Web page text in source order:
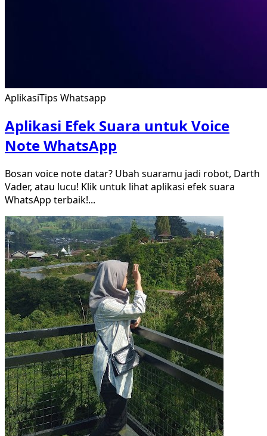
AplikasiTips Whatsapp
Aplikasi Efek Suara untuk Voice
Note WhatsApp
Bosan voice note datar? Ubah suaramu jadi robot, Darth
Vader, atau lucu! Klik untuk lihat aplikasi efek suara
WhatsApp terbaik!...